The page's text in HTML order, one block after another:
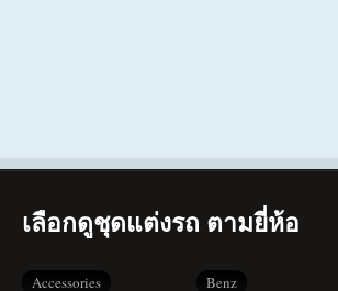
เลือกดูชุดแต่งรถ ตามยี่ห้อ
Accessories Benz